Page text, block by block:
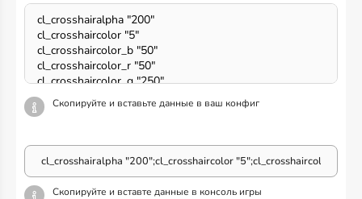
Скопируйте и вставьте данные в ваш конфиг
Скопируйте и вставте данные в консоль игры